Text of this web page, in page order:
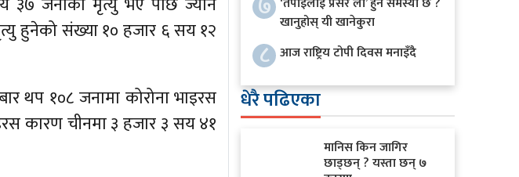
हुनेको संख्या १० हजार ६ सय १२
थप १०८ जनामा कोरोना भाइरस
कारण चीनमा ३ हजार ३ सय ४१
खानुहोस् यी खानेकुरा
८ आज राष्ट्रिय टोपी दिवस मनाइँदै
धेरै पढिएका
मानिस किन जागिर
छाड्छन् ? यस्ता छन् ७